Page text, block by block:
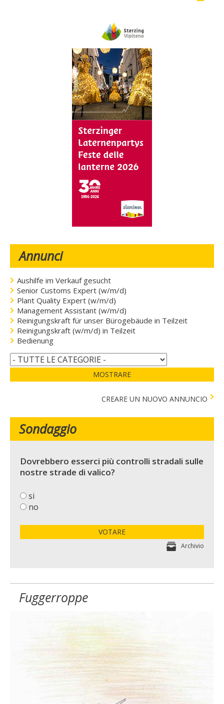
Annunci
Aushilfe im Verkauf gesucht
Senior Customs Expert (w/m/d)
Plant Quality Expert (w/m/d)
Management Assistant (w/m/d)
Reinigungskraft für unser Bürogebäude in Teilzeit
Reinigungskraft (w/m/d) in Teilzeit
Bedienung
MOSTRARE
CREARE UN NUOVO ANNUNCIO
Sondaggio
Dovrebbero esserci più controlli stradali sulle
nostre strade di valico?
si
no
VOTARE
Archivio
Fuggerroppe